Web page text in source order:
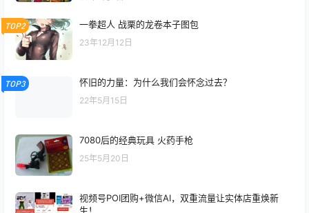
TOP2 一拳超人 战栗的龙卷本子图包
23年12月12日
TOP3 怀旧的力量：为什么我们会怀念过去？
22年5月15日
7080后的经典玩具 火药手枪
25年5月20日
视频号POI团购+微信AI，双重流量让实体店重焕新
生！